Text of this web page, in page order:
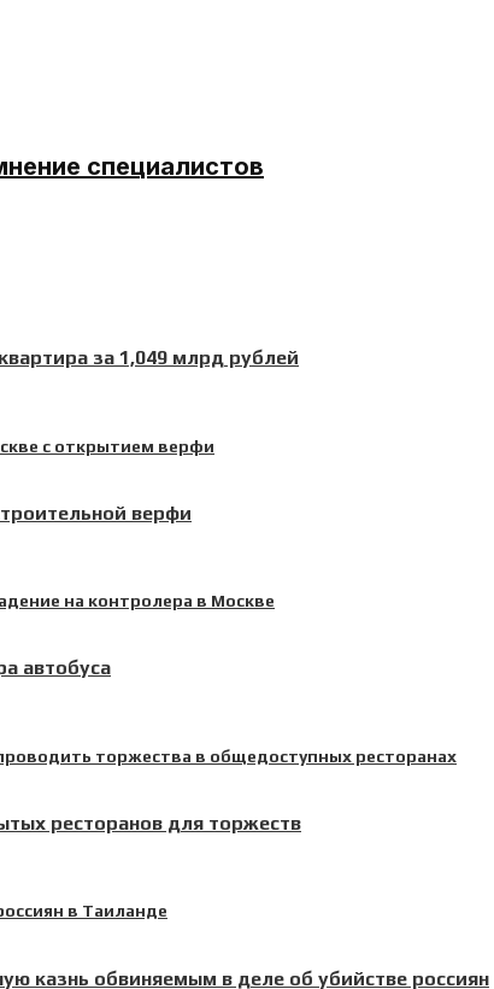
специалистов
за 1,049 млрд рублей
верфи
автобуса
ресторанов для торжеств
казнь обвиняемым в деле об убийстве россиян